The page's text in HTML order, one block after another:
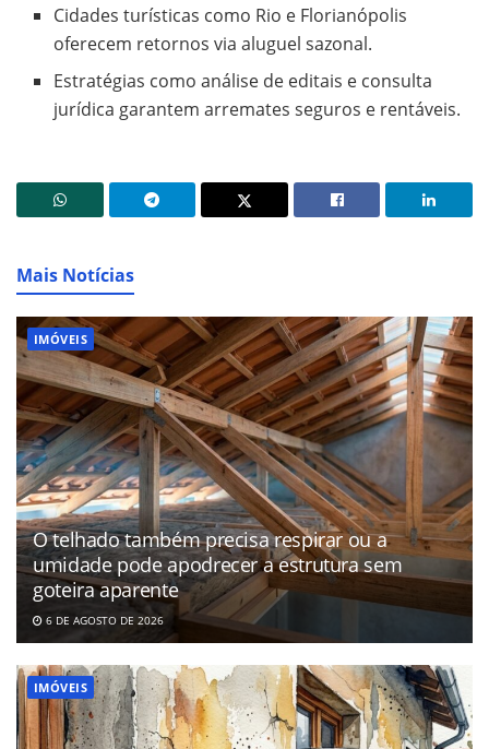
Cidades turísticas como Rio e Florianópolis
oferecem retornos via aluguel sazonal.
Estratégias como análise de editais e consulta
jurídica garantem arremates seguros e rentáveis.
Mais Notícias
IMÓVEIS
O telhado também precisa respirar ou a
umidade pode apodrecer a estrutura sem
goteira aparente
6 DE AGOSTO DE 2026
IMÓVEIS